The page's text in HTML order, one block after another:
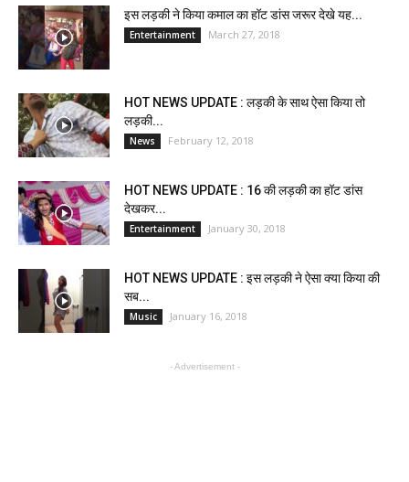
इस लड़की ने किया कमाल का हॉट डांस जरूर देखे यह...
Entertainment March 27, 2018
HOT NEWS UPDATE : लड़की के साथ ऐसा किया तो
लड़की...
News February 12, 2018
HOT NEWS UPDATE : 16 की लड़की का हॉट डांस
देखकर...
Entertainment January 30, 2018
HOT NEWS UPDATE : इस लड़की ने ऐसा क्या किया की
सब...
Music January 16, 2018
- Advertisement -